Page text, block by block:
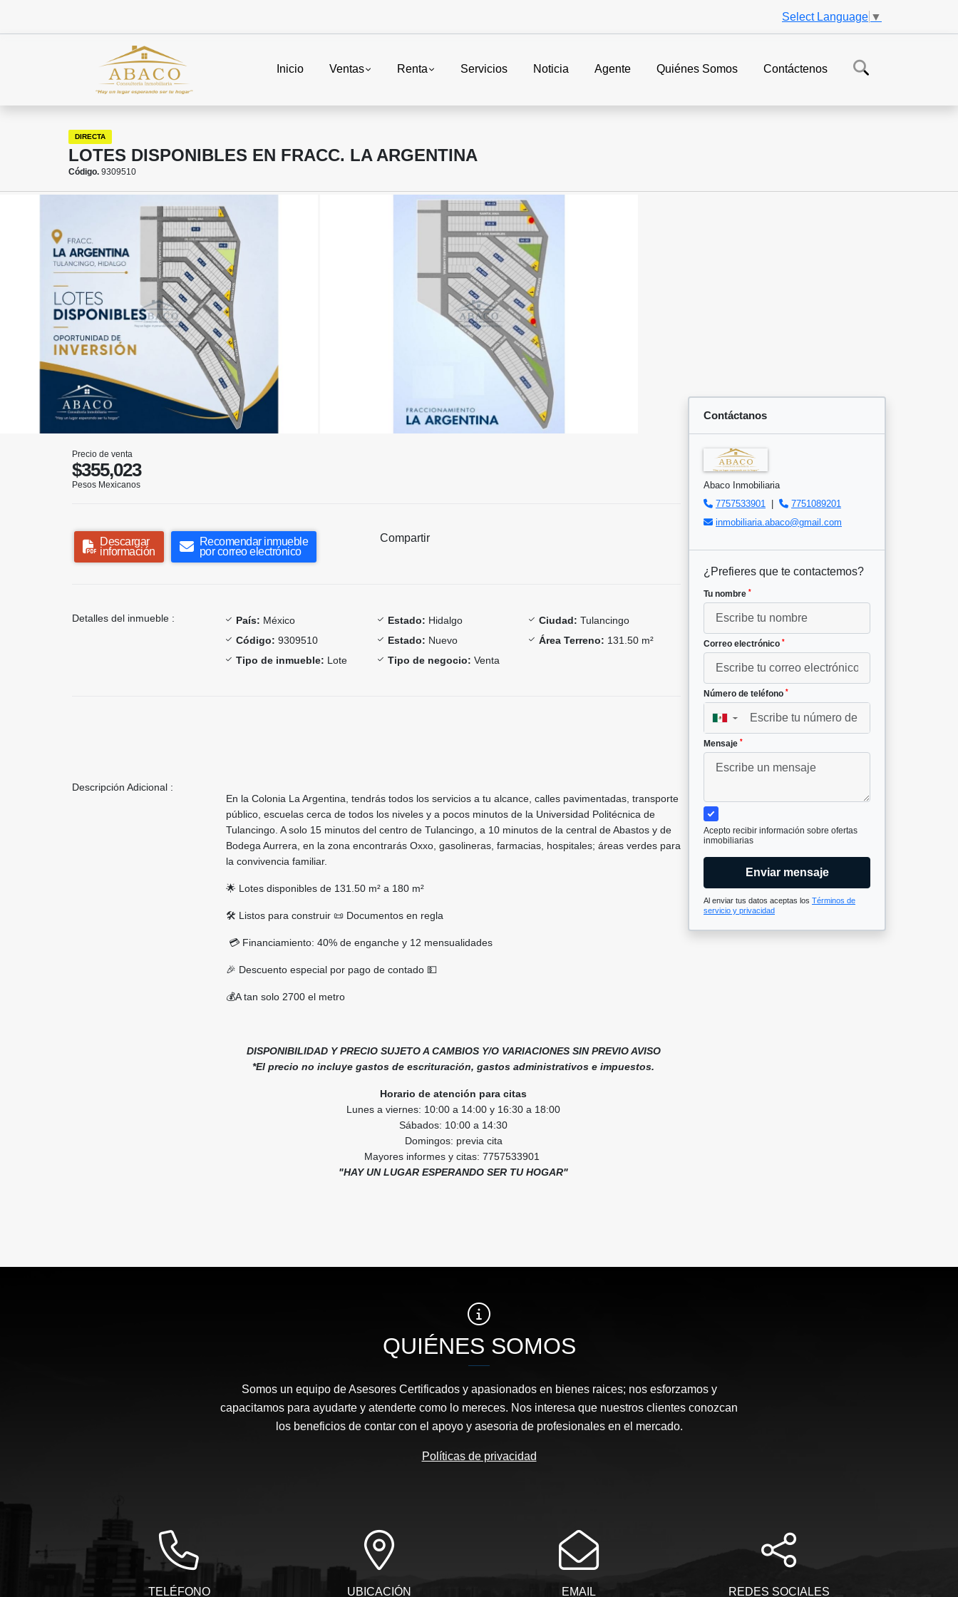
Select Language ▼
Inicio Ventas Renta Servicios Noticia Agente Quiénes Somos Contáctenos
DIRECTA
LOTES DISPONIBLES EN FRACC. LA ARGENTINA
Código. 9309510
Precio de venta
$355,023
Pesos Mexicanos
Descargar
información
Recomendar inmueble
por correo electrónico
Compartir
Detalles del inmueble : País: México Estado: Hidalgo Ciudad: Tulancingo
Código: 9309510 Estado: Nuevo Área Terreno: 131.50 m²
Tipo de inmueble: Lote Tipo de negocio: Venta
Descripción Adicional :
En la Colonia La Argentina, tendrás todos los servicios a tu alcance, calles pavimentadas, transporte
público, escuelas cerca de todos los niveles y a pocos minutos de la Universidad Politécnica de
Tulancingo. A solo 15 minutos del centro de Tulancingo, a 10 minutos de la central de Abastos y de
Bodega Aurrera, en la zona encontrarás Oxxo, gasolineras, farmacias, hospitales; áreas verdes para
la convivencia familiar.
🌟 Lotes disponibles de 131.50 m² a 180 m²
🛠️ Listos para construir 📜 Documentos en regla
💳 Financiamiento: 40% de enganche y 12 mensualidades
🎉 Descuento especial por pago de contado 💵
💰A tan solo 2700 el metro
DISPONIBILIDAD Y PRECIO SUJETO A CAMBIOS Y/O VARIACIONES SIN PREVIO AVISO
*El precio no incluye gastos de escrituración, gastos administrativos e impuestos.
Horario de atención para citas
Lunes a viernes: 10:00 a 14:00 y 16:30 a 18:00
Sábados: 10:00 a 14:30
Domingos: previa cita
Mayores informes y citas: 7757533901
"HAY UN LUGAR ESPERANDO SER TU HOGAR"
Contáctanos
Abaco Inmobiliaria
7757533901
7751089201
inmobiliaria.abaco@gmail.com
¿Prefieres que te contactemos?
Tu nombre *
Correo electrónico *
Número de teléfono *
▼
Mensaje *
Acepto recibir información sobre ofertas
inmobiliarias
Enviar mensaje
Al enviar tus datos aceptas los Términos de
servicio y privacidad
QUIÉNES SOMOS
Somos un equipo de Asesores Certificados y apasionados en bienes raices; nos esforzamos y
capacitamos para ayudarte y atenderte como lo mereces. Nos interesa que nuestros clientes conozcan
los beneficios de contar con el apoyo y asesoria de profesionales en el mercado.
Políticas de privacidad
TELÉFONO UBICACIÓN EMAIL REDES SOCIALES